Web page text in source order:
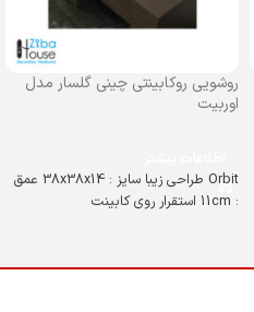
روشویی روکابینتی چینی گلسار مدل
اوربیت
Orbit طراحی زیبا سایز : 38x38x14 عمق
: 11cm استقرار روی کابینت